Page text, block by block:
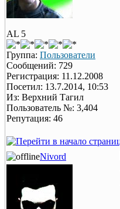
AL 5
Группа: Пользователи
Сообщений: 729
Регистрация: 11.12.2008
Посетил: 13.7.2014, 10:53
Из: Верхний Тагил
Пользователь №: 3,404
Репутация: 46
Nivord